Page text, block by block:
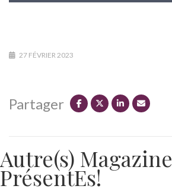
27 FÉVRIER 2023
Partager
Autre(s) Magazine
PrésentEs!